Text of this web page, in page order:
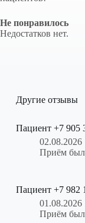
Не понравилось
Недостатков нет.
Другие отзывы
Пациент +7
02.08.2026
Приём был
Пациент +7
01.08.2026
Приём